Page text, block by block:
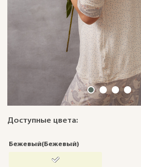
Доступные цвета:
Бежевый(Бежевый)